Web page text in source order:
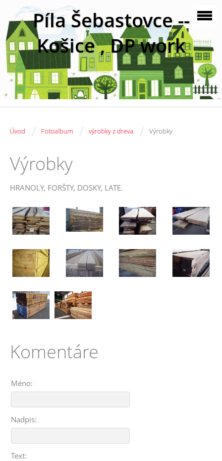
Píla Šebastovce --
Košice , DP work
Úvod / Fotoalbum / výrobky z dreva / Výrobky
Výrobky
HRANOLY, FORŠTY, DOSKY, LATE.
Komentáre
Méno:
Nadpis:
Text: